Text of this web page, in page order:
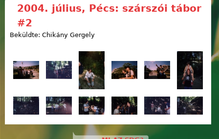
2004. július, Pécs: szárszói tábor
#2
Beküldte: Chikány Gergely